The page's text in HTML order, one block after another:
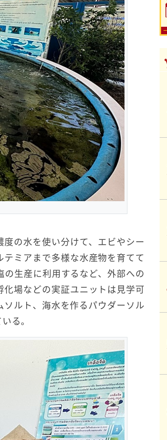
の水を使い分けて、エビやシー
ミアまで多様な水産物を育てて
生産に利用するなど、外部への
場などの実証ユニットは見学可
ルト、海水を作るパウダーソル
る。